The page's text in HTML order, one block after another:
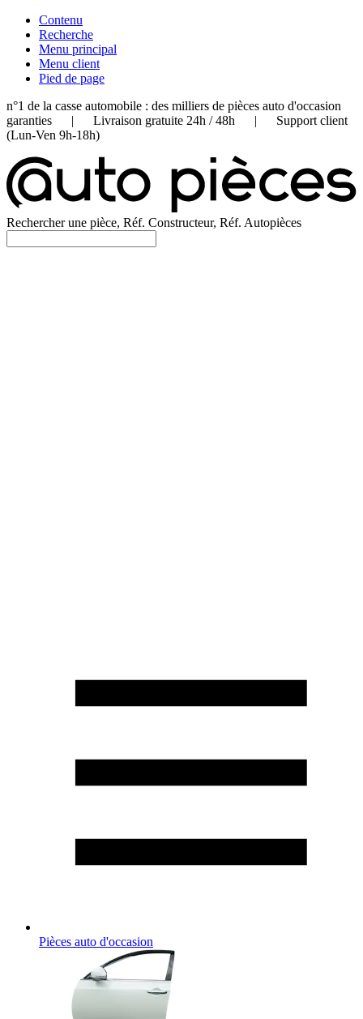
Contenu
Recherche
Menu principal
Menu client
Pied de page
n°1 de la casse automobile : des milliers de pièces auto d'occasion
garanties | Livraison gratuite 24h / 48h | Support client
(Lun-Ven 9h-18h)
Rechercher une pièce, Réf. Constructeur, Réf. Autopièces
Pièces auto d'occasion